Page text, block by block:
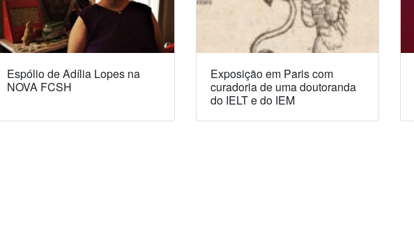
Espólio de Adília Lopes na
NOVA FCSH
Exposição em Paris com
curadoria de uma doutoranda
do IELT e do IEM